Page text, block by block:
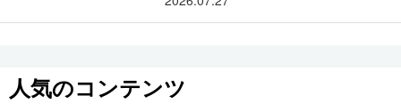
人気のコンテンツ